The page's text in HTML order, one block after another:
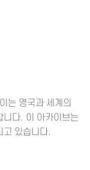
는 영국과 세계의
다. 이 아카이브는
고 있습니다.